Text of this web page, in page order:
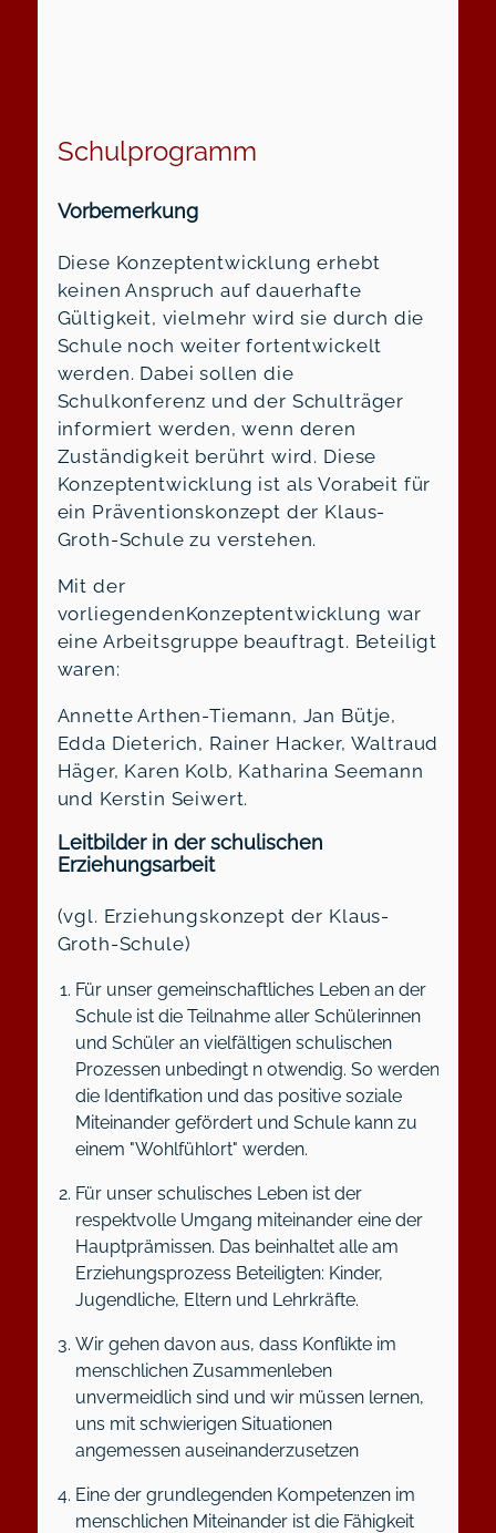
Schulprogramm
Vorbemerkung
Diese Konzeptentwicklung erhebt
keinen Anspruch auf dauerhafte
Gültigkeit, vielmehr wird sie durch die
Schule noch weiter fortentwickelt
werden. Dabei sollen die
Schulkonferenz und der Schulträger
informiert werden, wenn deren
Zuständigkeit berührt wird. Diese
Konzeptentwicklung ist als Vorabeit für
ein Präventionskonzept der Klaus-
Groth-Schule zu verstehen.
Mit der
vorliegendenKonzeptentwicklung war
eine Arbeitsgruppe beauftragt. Beteiligt
waren:
Annette Arthen-Tiemann, Jan Bütje,
Edda Dieterich, Rainer Hacker, Waltraud
Häger, Karen Kolb, Katharina Seemann
und Kerstin Seiwert.
Leitbilder in der schulischen
Erziehungsarbeit
(vgl. Erziehungskonzept der Klaus-
Groth-Schule)
Für unser gemeinschaftliches Leben an der
Schule ist die Teilnahme aller Schülerinnen
und Schüler an vielfältigen schulischen
Prozessen unbedingt n otwendig. So werden
die Identifkation und das positive soziale
Miteinander gefördert und Schule kann zu
einem "Wohlfühlort" werden.
Für unser schulisches Leben ist der
respektvolle Umgang miteinander eine der
Hauptprämissen. Das beinhaltet alle am
Erziehungsprozess Beteiligten: Kinder,
Jugendliche, Eltern und Lehrkräfte.
Wir gehen davon aus, dass Konflikte im
menschlichen Zusammenleben
unvermeidlich sind und wir müssen lernen,
uns mit schwierigen Situationen
angemessen auseinanderzusetzen
Eine der grundlegenden Kompetenzen im
menschlichen Miteinander ist die Fähigkeit